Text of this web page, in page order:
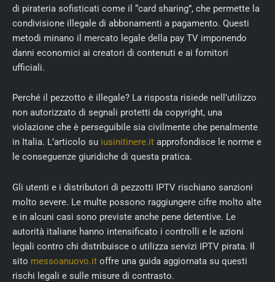
di pirateria sofisticati come il “card sharing”, che permette la
condivisione illegale di abbonamenti a pagamento. Questi
metodi minano il mercato legale della pay TV imponendo
danni economici ai creatori di contenuti e ai fornitori
ufficiali.
Perché il pezzotto è illegale? La risposta risiede nell’utilizzo
non autorizzato di segnali protetti da copyright, una
violazione che è perseguibile sia civilmente che penalmente
in Italia. L’articolo su iusinitinere.it approfondisce le norme e
le conseguenze giuridiche di questa pratica.
Gli utenti e i distributori di pezzotti IPTV rischiano sanzioni
molto severe. Le multe possono raggiungere cifre molto alte
e in alcuni casi sono previste anche pene detentive. Le
autorità italiane hanno intensificato i controlli e le azioni
legali contro chi distribuisce o utilizza servizi IPTV pirata. Il
sito messoanuovo.it offre una guida aggiornata su questi
rischi legali e sulle misure di contrasto.